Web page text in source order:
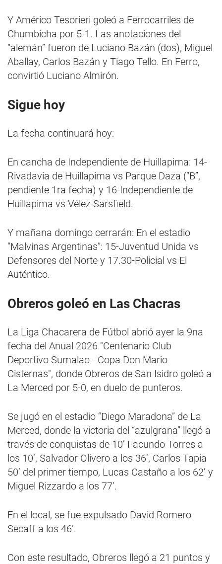
Y Américo Tesorieri goleó a Ferrocarriles de
Chumbicha por 5-1. Las anotaciones del
“alemán” fueron de Luciano Bazán (dos), Miguel
Aballay, Carlos Bazán y Tiago Tello. En Ferro,
convirtió Luciano Almirón.
Sigue hoy
La fecha continuará hoy:
En cancha de Independiente de Huillapima: 14-
Rivadavia de Huillapima vs Parque Daza (“B”,
pendiente 1ra fecha) y 16-Independiente de
Huillapima vs Vélez Sarsfield.
Y mañana domingo cerrarán: En el estadio
“Malvinas Argentinas”: 15-Juventud Unida vs
Defensores del Norte y 17.30-Policial vs El
Auténtico.
Obreros goleó en Las Chacras
La Liga Chacarera de Fútbol abrió ayer la 9na
fecha del Anual 2026 "Centenario Club
Deportivo Sumalao - Copa Don Mario
Cisternas", donde Obreros de San Isidro goleó a
La Merced por 5-0, en duelo de punteros.
Se jugó en el estadio “Diego Maradona” de La
Merced, donde la victoria del “azulgrana” llegó a
través de conquistas de 10’ Facundo Torres a
los 10’, Salvador Olivero a los 36’, Carlos Tapia
50’ del primer tiempo, Lucas Castaño a los 62’ y
Miguel Rizzardo a los 77’.
En el local, se fue expulsado David Romero
Secaff a los 46’.
Con este resultado, Obreros llegó a 21 puntos y